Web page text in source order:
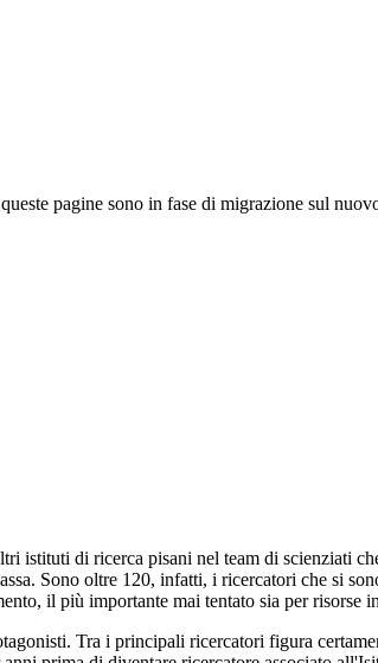
pagine sono in fase di migrazione sul
istituti di ricerca pisani nel team di scienziati
Sono oltre 120, infatti, i ricercatori che si
il più importante mai tentato sia per risorse
Tra i principali ricercatori figura